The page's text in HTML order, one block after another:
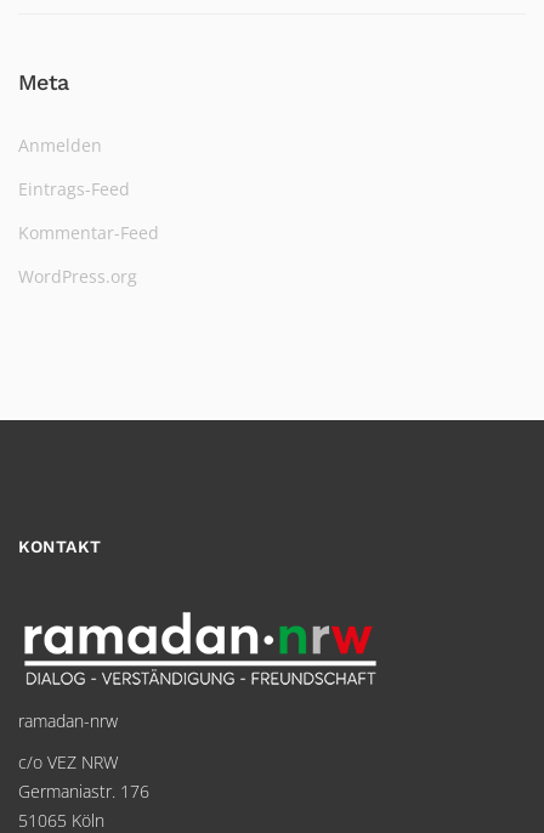
Meta
Anmelden
Eintrags-Feed
Kommentar-Feed
WordPress.org
KONTAKT
ramadan-nrw
c/o VEZ NRW
Germaniastr. 176
51065 Köln